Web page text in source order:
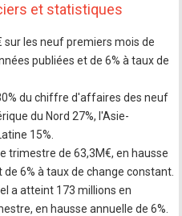
et statistiques
les neuf premiers mois de
publiées et de 6% à taux de
du chiffre d'affaires des neuf
du Nord 27%, l'Asie-
15%.
de 63,3M€, en hausse
6% à taux de change constant.
a atteint 173 millions en
en hausse annuelle de 6%.